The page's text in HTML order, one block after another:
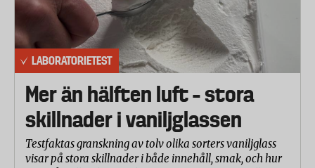
LABORATORIETEST
Mer än hälften luft – stora
skillnader i vaniljglassen
Testfaktas granskning av tolv olika sorters vaniljglass
visar på stora skillnader i både innehåll, smak, och hur